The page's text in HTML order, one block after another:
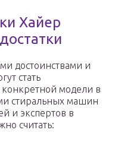
Хайер
достоинствами и
стать
модели в
стиральных машин
и экспертов в
считать: